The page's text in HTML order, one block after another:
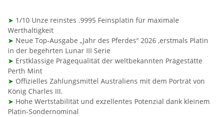
➤ 1/10 Unze reinstes .9995 Feinsplatin für maximale
Werthaltigkeit
➤ Neue Top-Ausgabe „Jahr des Pferdes“ 2026 ,erstmals Platin
in der begehrten Lunar III Serie
➤ Erstklassige Prägequalität der weltbekannten Prägestätte
Perth Mint
➤ Offizielles Zahlungsmittel Australiens mit dem Porträt von
König Charles III.
➤ Hohe Wertstabilität und exzellentes Potenzial dank kleinem
Platin-Sondernominal